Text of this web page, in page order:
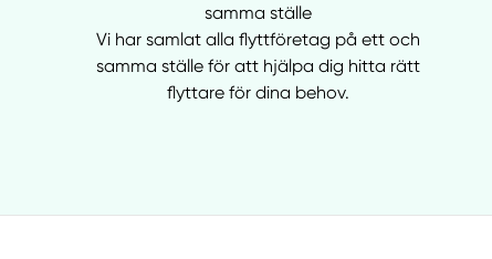
samma ställe
Vi har samlat alla flyttföretag på ett och
samma ställe för att hjälpa dig hitta rätt
flyttare för dina behov.